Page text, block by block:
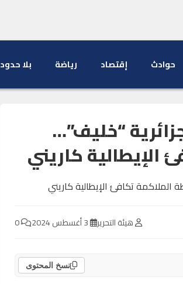
حوادث إقتصاد رياضة بلا حدود
“خليف”…
الإيطالية كاريني
هيئة التحرير
نسخ المحتوى